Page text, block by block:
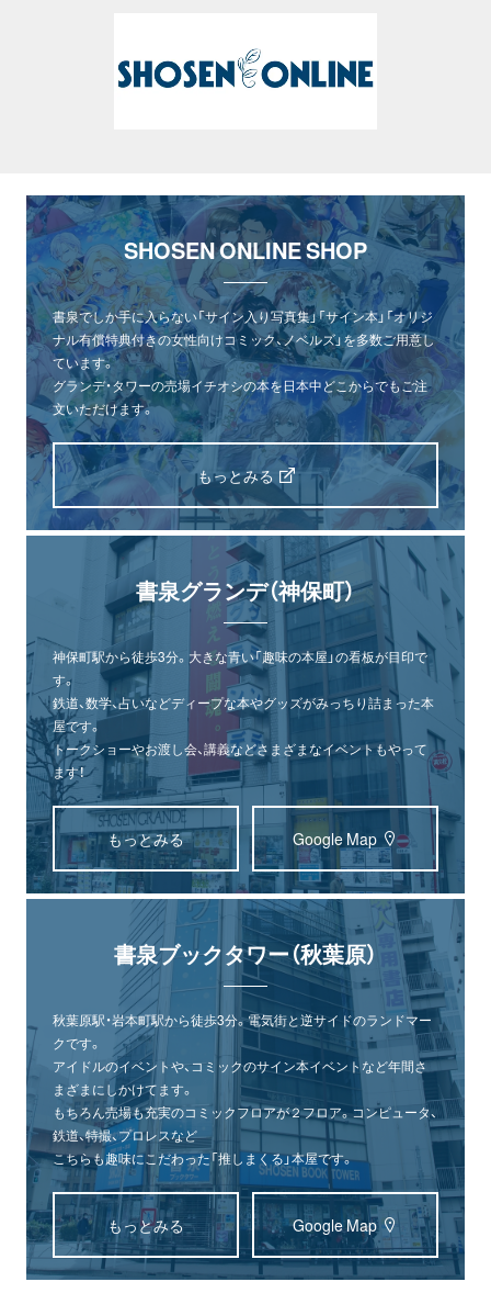
SHOSEN ONLINE SHOP
書泉でしか手に入らない「サイン入り写真集」「サイン本」「オリジ
ナル有償特典付きの女性向けコミック、ノベルズ」を多数ご用意し
ています。
グランデ・タワーの売場イチオシの本を日本中どこからでもご注
文いただけます。
もっとみる
書泉グランデ（神保町）
神保町駅から徒歩3分。大きな青い「趣味の本屋」の看板が目印で
す。
鉄道、数学、占いなどディープな本やグッズがみっちり詰まった本
屋です。
トークショーやお渡し会、講義などさまざまなイベントもやって
ます！
もっとみる Google Map
書泉ブックタワー（秋葉原）
秋葉原駅・岩本町駅から徒歩3分。電気街と逆サイドのランドマー
クです。
アイドルのイベントや、コミックのサイン本イベントなど年間さ
まざまにしかけてます。
もちろん売場も充実のコミックフロアが２フロア。コンピュータ、
鉄道、特撮、プロレスなど
こちらも趣味にこだわった「推しまくる」本屋です。
もっとみる Google Map